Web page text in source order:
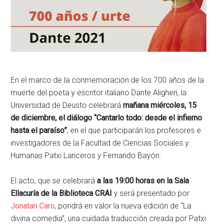
En el marco de la conmemoración de los 700 años de la
muerte del poeta y escritor italiano Dante Aligheri, la
Universidad de Deusto celebrarámañana miércoles, 15
de diciembre, el diálogo “Cantarlo todo: desde el infierno
hasta el paraíso”, en el que participarán los profesores e
investigadores de la Facultad de Ciencias Sociales y
Humanas Patxi Lanceros y Fernando Bayón.
El acto, que se celebraráa las 19:00 horas en la Sala
Ellacuría de la Biblioteca CRAI y será presentado por
Jonatan Caro, pondrá en valor la nueva edición de “La
divina comedia”, una cuidada traducción creada por Patxi